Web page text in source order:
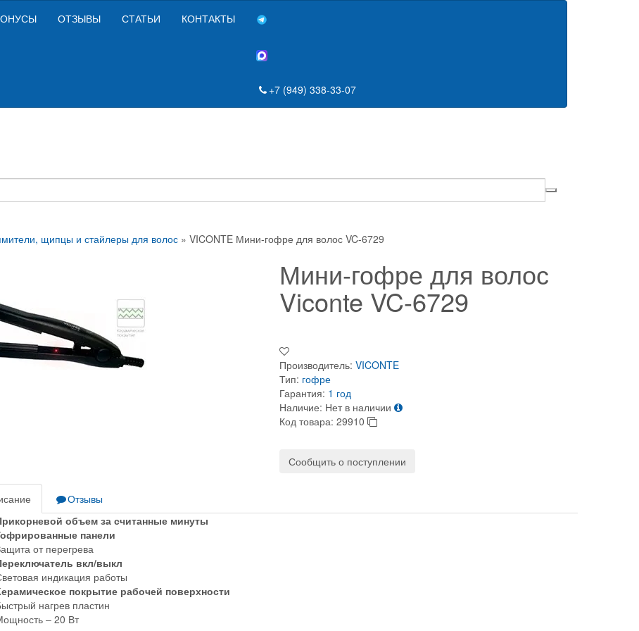
ОТЗЫВЫ СТАТЬИ КОНТАКТЫ
+7 (949) 338-33-07
щипцы и стайлеры для волос» VICONTE Мини-гофре для волос VC-6729
Мини-гофре для волос
Viconte VC-6729
Производитель: VICONTE
Тип: гофре
Гарантия: 1 год
Наличие: Нет в наличии
Код товара: 29910
Сообщить о поступлении
Отзывы
объем за считанные минуты
панели
от перегрева
вкл/выкл
индикация работы
покрытие рабочей поверхности
нагрев пластин
– 20 Вт